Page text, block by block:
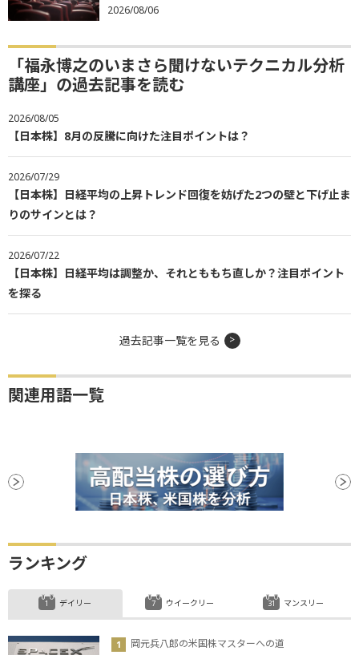
2026/08/06
「福永博之のいまさら聞けないテクニカル分析
講座」の過去記事を読む
2026/08/05
【日本株】8月の反騰に向けた注目ポイントは？
2026/07/29
【日本株】日経平均の上昇トレンド回復を妨げた2つの壁と下げ止ま
りのサインとは？
2026/07/22
【日本株】日経平均は調整か、それとももち直しか？注目ポイント
を探る
過去記事一覧を見る
関連用語一覧
ランキング
デイリー
岡元兵八郎の米国株マスターへの道
ウイークリー マンスリー